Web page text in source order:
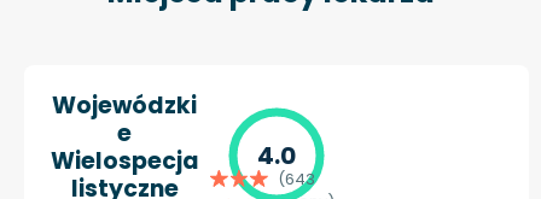
Wojewódzki
e
Wielospecja
listyczne
4.0
(643